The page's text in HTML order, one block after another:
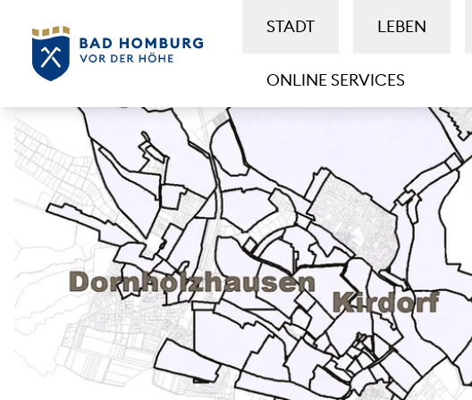
STADT LEBEN
ONLINE SERVICES